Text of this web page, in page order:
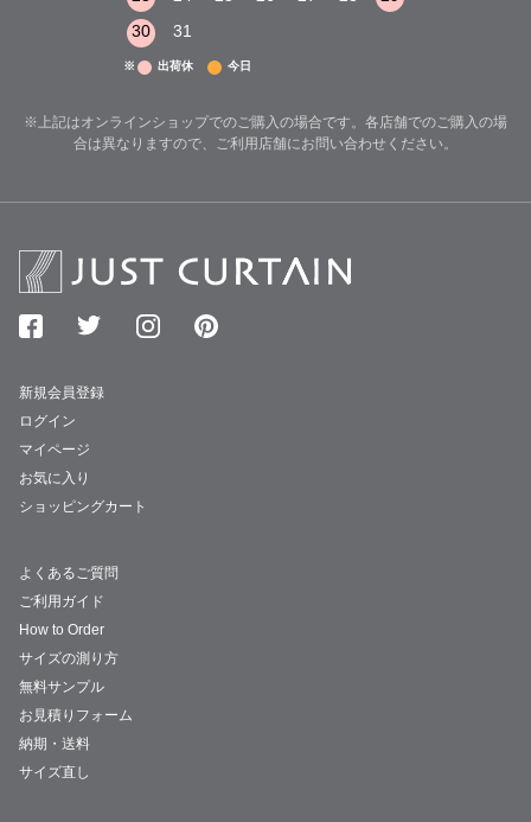
30
31
※ 出荷休 今日
※上記はオンラインショップでのご購入の場合です。各店舗でのご購入の場
合は異なりますので、ご利用店舗にお問い合わせください。
新規会員登録
ログイン
マイページ
お気に入り
ショッピングカート
よくあるご質問
ご利用ガイド
How to Order
サイズの測り方
無料サンプル
お見積りフォーム
納期・送料
サイズ直し